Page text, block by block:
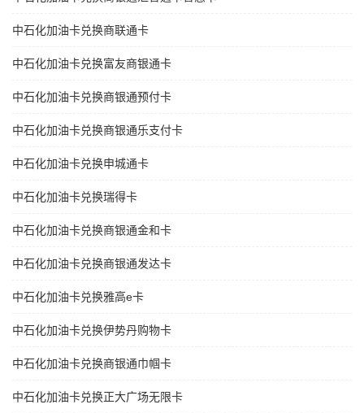
中石化加油卡兑换商联通卡
中石化加油卡兑换富友商银通卡
中石化加油卡兑换商银通预付卡
中石化加油卡兑换商银通乐支付卡
中石化加油卡兑换申城通卡
中石化加油卡兑换瑞得卡
中石化加油卡兑换商银通金和卡
中石化加油卡兑换商银通发达卡
中石化加油卡兑换雅高e卡
中石化加油卡兑换伊势丹购物卡
中石化加油卡兑换商银通巾帼卡
中石化加油卡兑换正大广场无限卡